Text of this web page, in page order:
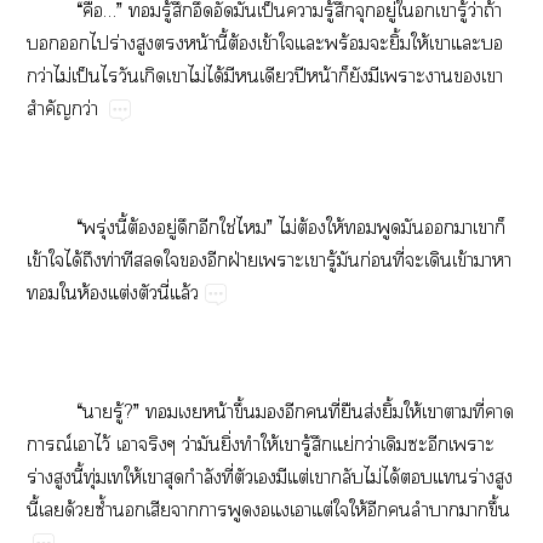
“​…”​ู้​​​​​ป็​​ู้​​​ู่​​​​ู้​ว่​ถ้​
​​​ร่​​​น้​ี้​ต้​ข้​​​ร้​​ิ้​ให้​​​​
ว่​ไม่​ป็​​​​​ไม่​ได้​​​​ปี​น้​​​​​​​​
ำ​ว่
“​ุ่​ี้​ต้​ู่​​​ใช่​”​ไม่​ต้​ให้​​​​​​​
ข้​​ได้​​ท่​​​​​​ฝ่​​​ู้​​ก่​ี่​​​ข้​​​
​ห้​ต่​​ี่​ล้
“​​ู้?”​​น้​ึ้​​​​ี่​​ส่​ิ้​ให้​​​ี่​​
ณ์​​ไว้​​​ว่​​ิ่​​ให้​​ู้​​ย่​ว่​​​​​
ร่​​ี้​ุ่​​ให้​​​ำ​ี่​​​​ต่​​​ไม่​ได้​​​ร่​​
ี้​​ด้​ซ้ำ​​​​​​​​ต่​​ให้​​​​​ึ้